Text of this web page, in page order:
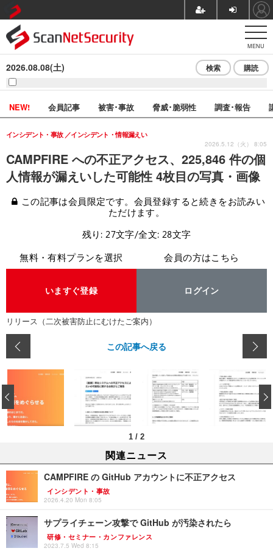
MENU
2026.08.08(土) 検索 購読
NEW! 会員記事 被害･事故 脅威･脆弱性 調査･報告
CAMPFIRE への不正アクセス、225,846 件の個
人情報が漏えいした可能性 4枚目の写真・画像
インシデント・事故 インシデント・情報漏えい
2026.5.12（火） 8:05
この記事は会員限定です。会員登録すると続きをお読みい
ただけます。
残り: 27文字/全文: 28文字
無料・有料プランを選択
いますぐ登録
会員の方はこちら
ログイン
リリース（二次被害防止にむけたご案内）
この記事へ戻る
1 / 2
‹
関連ニュース
CAMPFIRE の GitHub アカウントに不正アクセス
インシデント・事故
2026.4.20 Mon 8:05
サプライチェーン攻撃で GitHub が汚染されたら
研修・セミナー・カンファレンス
2023.7.5 Wed 8:15